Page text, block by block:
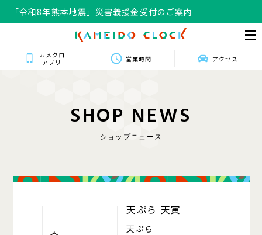
「令和8年熊本地震」災害義援金受付のご案内
カメクロ
アプリ
営業時間 アクセス
SHOP NEWS
ショップニュース
139
天ぷら 天寅
天ぷら